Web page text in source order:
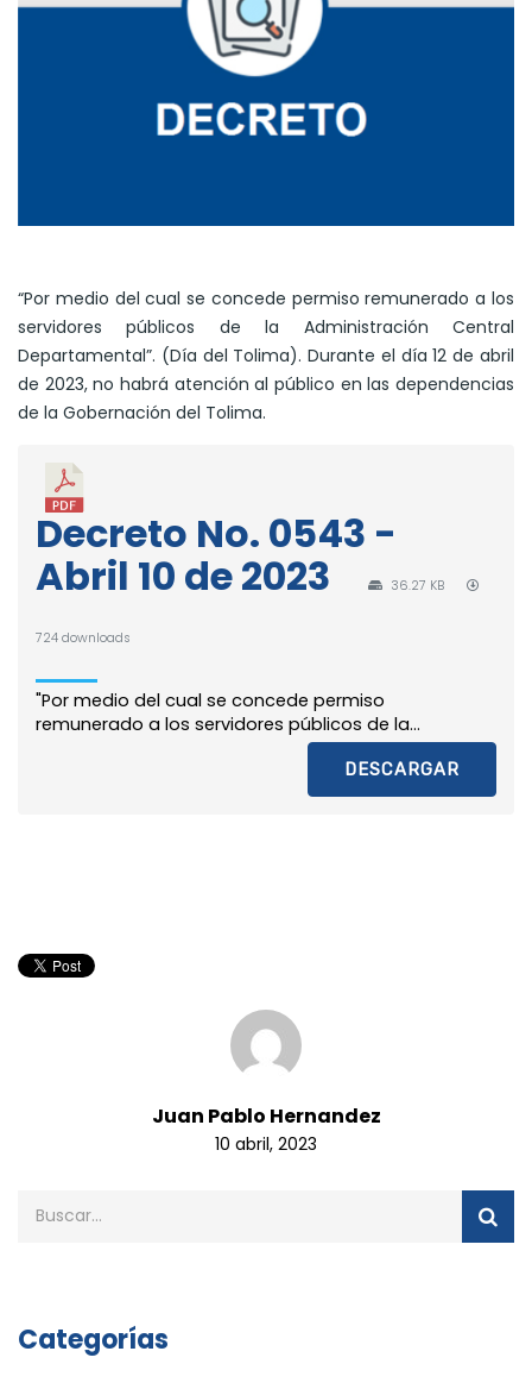
“Por medio del cual se concede permiso remunerado a los
servidores públicos de la Administración Central
Departamental”. (Día del Tolima). Durante el día 12 de abril
de 2023, no habrá atención al público en las dependencias
de la Gobernación del Tolima.
Decreto No. 0543 -
Abril 10 de 2023
36.27 KB
724 downloads
"Por medio del cual se concede permiso
remunerado a los servidores públicos de la...
DESCARGAR
Juan Pablo Hernandez
10 abril, 2023
Categorías